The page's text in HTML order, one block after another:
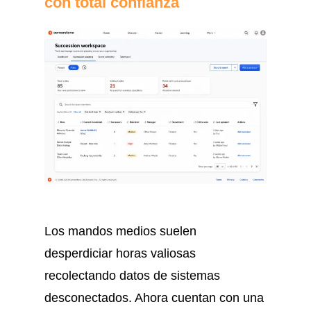
Los mandos medios suelen
desperdiciar horas valiosas
recolectando datos de sistemas
desconectados. Ahora cuentan con una